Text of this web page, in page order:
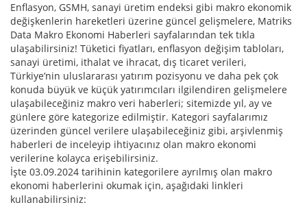
Enflasyon, GSMH, sanayi üretim endeksi gibi makro ekonomik
değişkenlerin hareketleri üzerine güncel gelişmelere, Matriks
Data Makro Ekonomi Haberleri sayfalarından tek tıkla
ulaşabilirsiniz! Tüketici fiyatları, enflasyon değişim tabloları,
sanayi üretimi, ithalat ve ihracat, dış ticaret verileri,
Türkiye’nin uluslararası yatırım pozisyonu ve daha pek çok
konuda büyük ve küçük yatırımcıları ilgilendiren gelişmelere
ulaşabileceğiniz makro veri haberleri; sitemizde yıl, ay ve
günlere göre kategorize edilmiştir. Kategori sayfalarımız
üzerinden güncel verilere ulaşabileceğiniz gibi, arşivlenmiş
haberleri de inceleyip ihtiyacınız olan makro ekonomi
verilerine kolayca erişebilirsiniz.
İşte 03.09.2024 tarihinin kategorilere ayrılmış olan makro
ekonomi haberlerini okumak için, aşağıdaki linkleri
kullanabilirsiniz: